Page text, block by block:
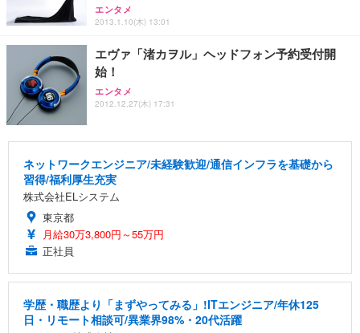
エンタメ
2013.1.10(木) 13:01
エヴァ「渚カヲル」ヘッドフォン予約受付開
始！
エンタメ
2012.12.27(木) 17:31
ネットワークエンジニア/未経験歓迎/通信インフラを基礎から
習得/福利厚生充実
株式会社ELシステム
東京都
月給30万3,800円～55万円
正社員
学歴・職歴より「まずやってみる」!ITエンジニア/年休125
日・リモート相談可/異業界98%・20代活躍